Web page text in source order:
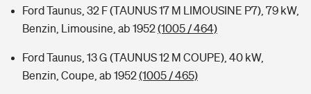
Ford Taunus, 32 F (TAUNUS 17 M LIMOUSINE P7), 79 kW,
Benzin, Limousine, ab 1952(1005 / 464)
Ford Taunus, 13 G (TAUNUS 12 M COUPE), 40 kW,
Benzin, Coupe, ab 1952(1005 / 465)